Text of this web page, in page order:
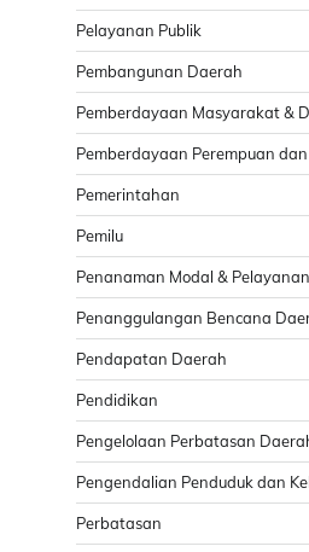
Pelayanan Publik
Pembangunan Daerah
Pemberdayaan Masyarakat &
Pemberdayaan Perempuan
Pemerintahan
Pemilu
Penanaman Modal &
Penanggulangan Bencana
Pendapatan Daerah
Pendidikan
Pengelolaan Perbatasan
Pengendalian Penduduk dan
Perbatasan